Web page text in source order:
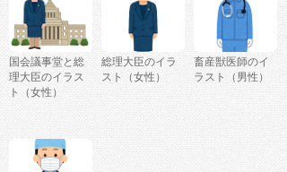
国会議事堂と総
理大臣のイラス
ト（女性）
総理大臣のイラ
スト（女性）
畜産獣医師のイ
ラスト（男性）